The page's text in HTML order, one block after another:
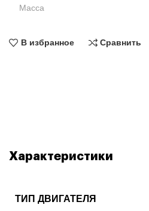
Масса
В избранное Сравнить
Характеристики
ТИП ДВИГАТЕЛЯ